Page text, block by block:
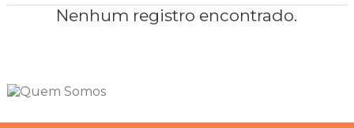
Nenhum registro encontrado.